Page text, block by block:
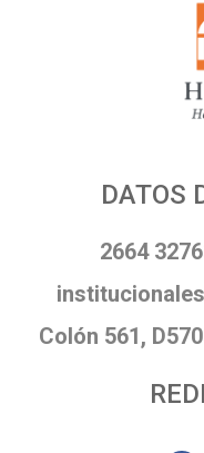
DATOS
2664
Colón 561,